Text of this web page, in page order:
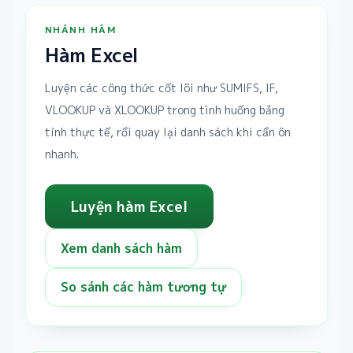
NHÁNH HÀM
Hàm Excel
Luyện các công thức cốt lõi như SUMIFS, IF,
VLOOKUP và XLOOKUP trong tình huống bảng
tính thực tế, rồi quay lại danh sách khi cần ôn
nhanh.
Luyện hàm Excel
Xem danh sách hàm
So sánh các hàm tương tự